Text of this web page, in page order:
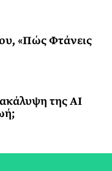
«Πώς Φτάνεις
της AI